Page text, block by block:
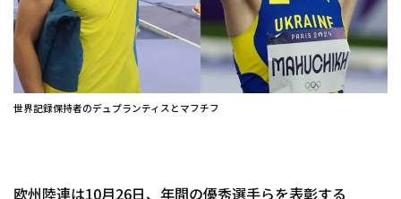
世界記録保持者のデュプランティスとマフチフ
欧州陸連は10月26日、年間の優秀選手らを表彰する